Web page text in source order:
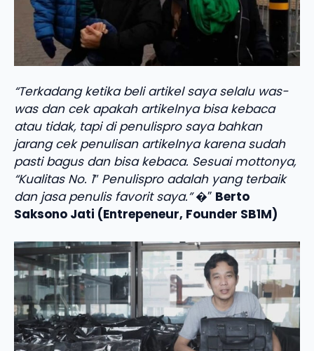
“Terkadang ketika beli artikel saya selalu was-
was dan cek apakah artikelnya bisa kebaca
atau tidak, tapi di penulispro saya bahkan
jarang cek penulisan artikelnya karena sudah
pasti bagus dan bisa kebaca. Sesuai mottonya,
“Kualitas No. 1″ Penulispro adalah yang terbaik
dan jasa penulis favorit saya.”�” Berto
Saksono Jati (Entrepeneur, Founder SB1M)